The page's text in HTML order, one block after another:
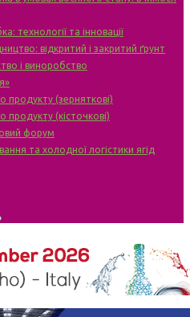
технології та інновації
відкритий і закритий ґрунт
і виноробство
продукту (зерняткові)
продукту (кісточкові)
форум
та холодної логістики ягід